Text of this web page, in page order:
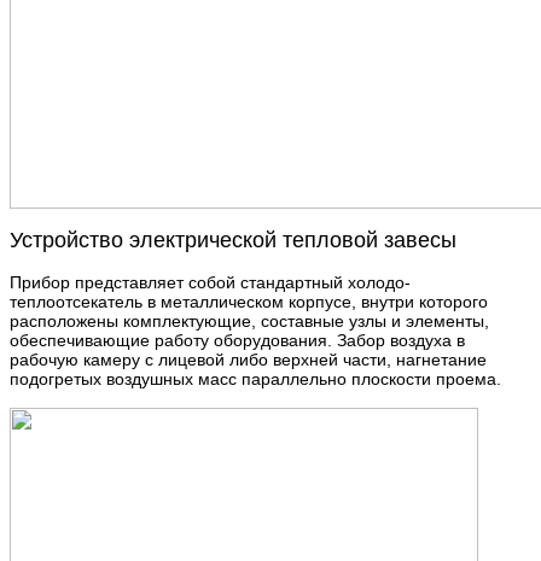
Устройство электрической тепловой завесы
Прибор представляет собой стандартный холодо-
теплоотсекатель в металлическом корпусе, внутри которого
расположены комплектующие, составные узлы и элементы,
обеспечивающие работу оборудования. Забор воздуха в
рабочую камеру с лицевой либо верхней части, нагнетание
подогретых воздушных масс параллельно плоскости проема.